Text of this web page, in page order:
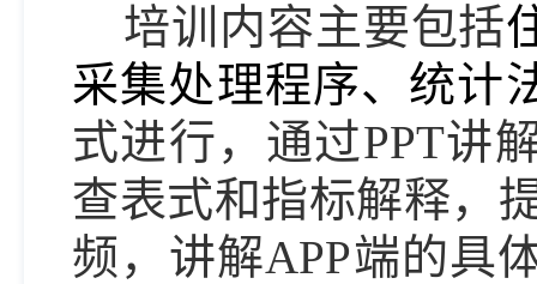
培训 内容主要包括
采集处理程序、 统计
式进行，通过PPT讲
查表式和指标解释，
频，讲解APP端的具